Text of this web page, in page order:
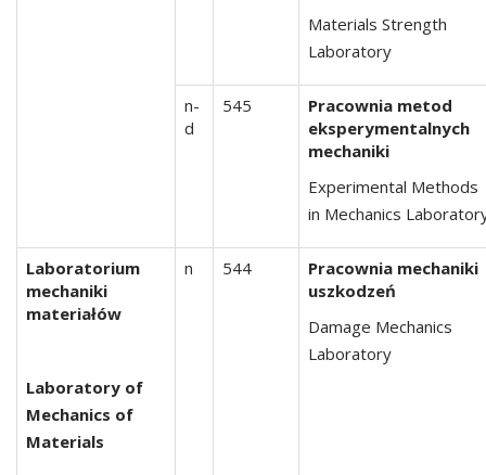
Materials Strength
Laboratory
n-
d
545
Pracownia metod
eksperymentalnych
mechaniki
Experimental Methods
in Mechanics
Laboratorium
mechaniki
materiałów
Laboratory of
Mechanics of
Materials
n 544
Pracownia mechaniki
uszkodzeń
Damage Mechanics
Laboratory